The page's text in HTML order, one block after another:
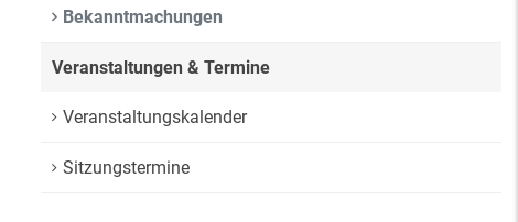
Bekanntmachungen
Veranstaltungen & Termine
Veranstaltungskalender
Sitzungstermine